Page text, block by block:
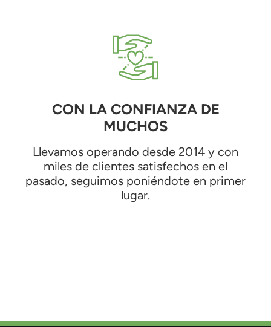
CON LA CONFIANZA DE
MUCHOS
Llevamos operando desde 2014 y con
miles de clientes satisfechos en el
pasado, seguimos poniéndote en primer
lugar.